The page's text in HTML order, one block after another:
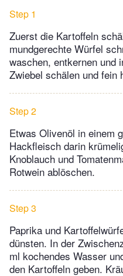
Step 1
Zuerst die Kartoffeln
mundgerechte Würfel
waschen, entkernen und
Zwiebel schälen und fein
Step 2
Etwas Olivenöl in einem
Hackfleisch darin
Knoblauch und
Rotwein ablöschen.
Step 3
Paprika und
dünsten. In der
ml kochendes Wasser
den Kartoffeln geben.